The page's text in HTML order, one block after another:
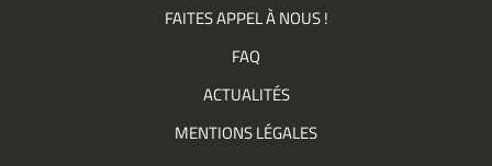
FAITES APPEL À NOUS !
FAQ
ACTUALITÉS
MENTIONS LÉGALES